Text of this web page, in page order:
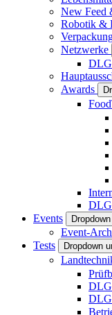
New Feed
Robotik &
Netzwerke
Awards
Events
Event-
Tests
Dropdown